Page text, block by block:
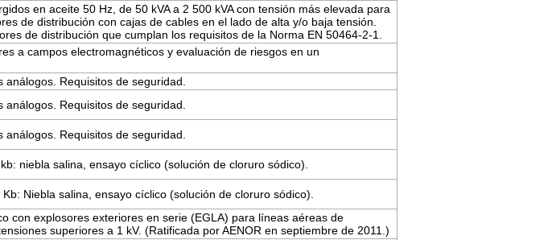
en aceite 50 Hz, de 50 kVA a 2 500 kVA con tensión más elevada para
de distribución con cajas de cables en el lado de alta y/o baja tensión.
de distribución que cumplan los requisitos de la Norma EN 50464-2-1.
a campos electromagnéticos y evaluación de riesgos en un
Requisitos de seguridad.
Requisitos de seguridad.
Requisitos de seguridad.
niebla salina, ensayo cíclico (solución de cloruro sódico).
Niebla salina, ensayo cíclico (solución de cloruro sódico).
con explosores exteriores en serie (EGLA) para líneas aéreas de
superiores a 1 kV. (Ratificada por AENOR en septiembre de 2011.)